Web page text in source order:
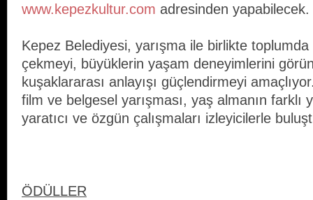
www.kepezkultur.com adresinden yapabilecek.
Kepez Belediyesi, yarışma ile birlikte toplumda
çekmeyi, büyüklerin yaşam deneyimlerini
kuşaklararası anlayışı güçlendirmeyi amaçlıyor.
film ve belgesel yarışması, yaş almanın farklı
yaratıcı ve özgün çalışmaları izleyicilerle
ÖDÜLLER